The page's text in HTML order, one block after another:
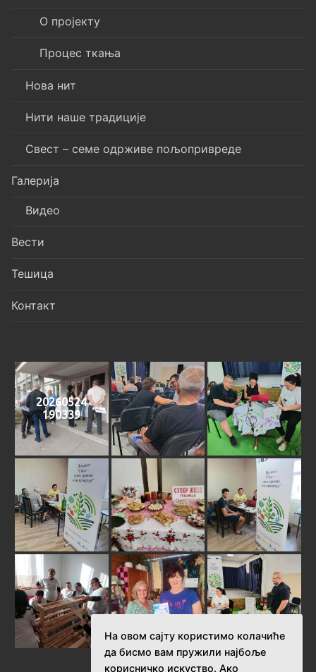
О пројекту
Процес ткања
Нова нит
Нити наше традиције
Свест – семе одрживе пољопривреде
Галерија
Видео
Вести
Тешица
Контакт
20260524
190339
На овом сајту користимо колачиће
да бисмо вам пружили најбоље
корисничко искуство. Ако